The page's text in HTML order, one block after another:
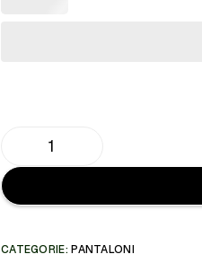
CATEGORIE:PANTALONI